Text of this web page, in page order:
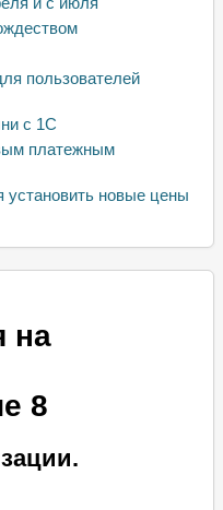
пользователей
с 1С
платежным
установить новые цены
на
8